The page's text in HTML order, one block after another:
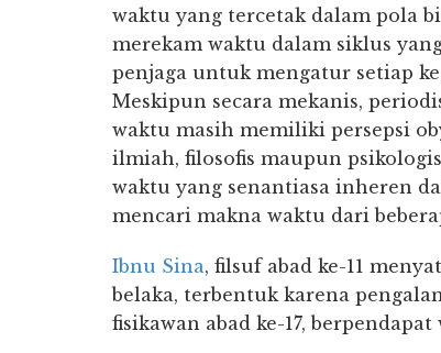
waktu yang tercetak dalam pola
merekam waktu dalam siklus
penjaga untuk mengatur setiap
Meskipun secara mekanis,
waktu masih memiliki persepsi
ilmiah, filosofis maupun
waktu yang senantiasa inheren
mencari makna waktu dari
Ibnu Sina, filsuf abad ke-11
belaka, terbentuk karena
fisikawan abad ke-17,